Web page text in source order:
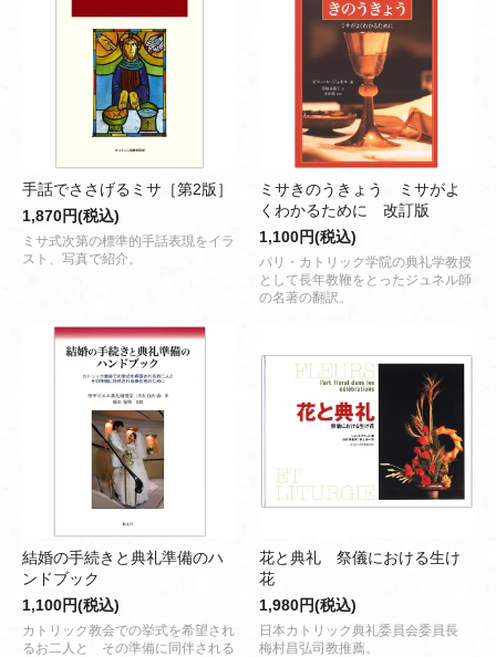
手話でささげるミサ［第2版］
1,870円(税込)
ミサ式次第の標準的手話表現をイラ
スト、写真で紹介。
ミサきのうきょう ミサがよ
くわかるために 改訂版
1,100円(税込)
パリ・カトリック学院の典礼学教授
として長年教鞭をとったジュネル師
の名著の翻訳。
結婚の手続きと典礼準備のハ
ンドブック
1,100円(税込)
カトリック教会での挙式を希望され
るお二人と その準備に同伴される
花と典礼 祭儀における生け
花
1,980円(税込)
日本カトリック典礼委員会委員長
梅村昌弘司教推薦。